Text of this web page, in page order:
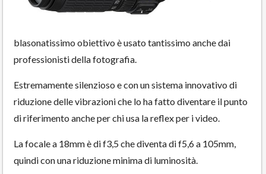
blasonatissimo obiettivo è usato tantissimo anche dai
professionisti della fotografia.
Estremamente silenzioso e con un sistema innovativo di
riduzione delle vibrazioni che lo ha fatto diventare il punto
di riferimento anche per chi usa la reflex per i video.
La focale a 18mm è di f3,5 che diventa di f5,6 a 105mm,
quindi con una riduzione minima di luminosità.